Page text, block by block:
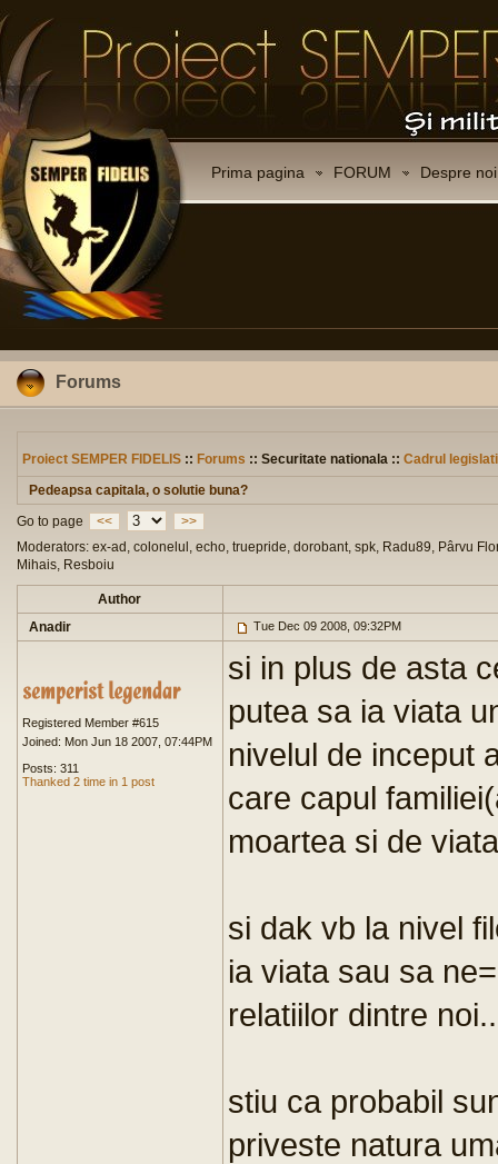
Prima pagina FORUM Despre noi
Forums
Proiect SEMPER FIDELIS :: Forums :: Securitate nationala :: Cadrul
Pedeapsa capitala, o solutie buna?
Go to page
<<
>>
Moderators: ex-ad, colonelul, echo, truepride, dorobant, spk, Radu89, Pârvu
Mihais, Resboiu
Author
Anadir
Tue Dec 09 2008, 09:32PM
Registered Member #615
Joined: Mon Jun 18 2007, 07:44PM
Posts: 311
Thanked 2 time in 1 post
si in plus de asta
putea sa ia viata
nivelul de inceput
care capul
moartea si de
si dak vb la nivel
ia viata sau sa
relatiilor dintre
stiu ca probabil
priveste natura